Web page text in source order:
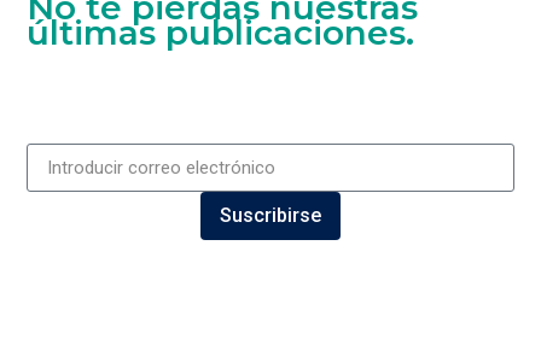
últimas publicaciones.
Suscribirse